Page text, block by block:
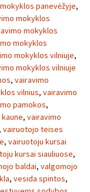
panevėžyje,
mokyklos
mokyklos
mokyklos
mokyklos vilniuje,
mokyklos vilniuje
, vairavimo
vilnius, vairavimo
pamokos,
, vairavimo
, vairuotojo teises
, vairuotoju kursai
kursai siauliuose,
baldai, valgomojo
, vesida spintos,